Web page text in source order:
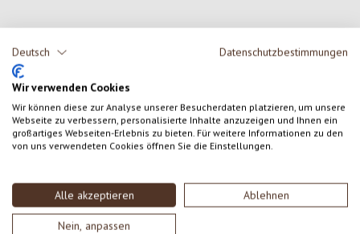
Deutsch Datenschutzbestimmungen
Wir verwenden Cookies
Wir können diese zur Analyse unserer Besucherdaten platzieren, um unsere
Webseite zu verbessern, personalisierte Inhalte anzuzeigen und Ihnen ein
großartiges Webseiten-Erlebnis zu bieten. Für weitere Informationen zu den
von uns verwendeten Cookies öffnen Sie die Einstellungen.
Alle akzeptieren Ablehnen
Nein, anpassen
0 von 0 Bewertungen
Durchschnittliche Bewertung von 0 von 5 Sternen
Gib eine Bewertung ab!
Teile deine Erfahrungen mit dem Produkt mit anderen Kunden.
SCHREIBE EINE BEWERTUNG
Bewertungen nur in der aktuellen Sprache anzeigen.